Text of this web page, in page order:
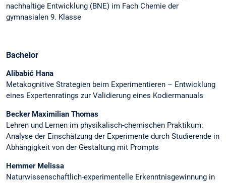
nachhaltige Entwicklung (BNE) im Fach Chemie der
gymnasialen 9. Klasse
Bachelor
Alibabić Hana
Metakognitive Strategien beim Experimentieren – Entwicklung
eines Expertenratings zur Validierung eines Kodiermanuals
Becker Maximilian Thomas
Lehren und Lernen im physikalisch-chemischen Praktikum:
Analyse der Einschätzung der Experimente durch Studierende in
Abhängigkeit von der Gestaltung mit Prompts
Hemmer Melissa
Naturwissenschaftlich-experimentelle Erkenntnisgewinnung in